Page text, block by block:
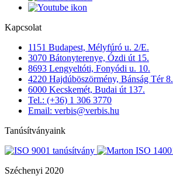
Kapcsolat
1151 Budapest, Mélyfúró u. 2/E.
3070 Bátonyterenye, Ózdi út 15.
8693 Lengyeltóti, Fonyódi u. 10.
4220 Hajdúböszörmény, Bánság Tér 8.
6000 Kecskemét, Budai út 137.
Tel.: (+36) 1 306 3770
Email: verbis@verbis.hu
Tanúsítványaink
Széchenyi 2020